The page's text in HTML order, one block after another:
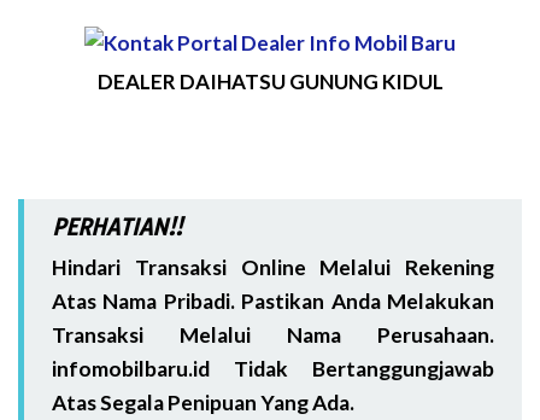
DEALER DAIHATSU GUNUNG KIDUL
PERHATIAN!!
Hindari Transaksi Online Melalui Rekening
Atas Nama Pribadi. Pastikan Anda Melakukan
Transaksi Melalui Nama Perusahaan.
infomobilbaru.id Tidak Bertanggungjawab
Atas Segala Penipuan Yang Ada.